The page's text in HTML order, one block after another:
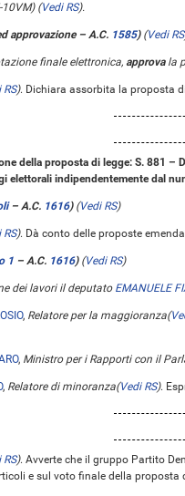
10VM) (Vedi RS).
approvazione – A.C. 1585) (Vedi RS
finale elettronica, approvala
RS). Dichiara assorbita la proposta
della proposta di legge: S. 881 –
elettorali indipendentemente dal
– A.C. 1616) (Vedi RS)
RS). Dà conto delle proposte
1 – A.C. 1616) (Vedi RS)
dei lavori il deputato EMANUELE
, Relatore per la maggioranza(
, Ministro per i Rapporti con il
, Relatore di minoranza(Vedi RS).
RS). Avverte che il gruppo Partito
e sul voto finale della proposta